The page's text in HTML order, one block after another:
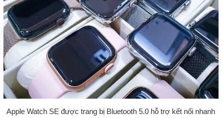
Apple Watch SE được trang bị Bluetooth 5.0 hỗ trợ kết nối nhanh